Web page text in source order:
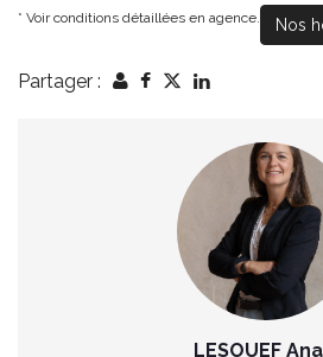
* Voir conditions détaillées en agence. Nos
Partager :
LESOUEF